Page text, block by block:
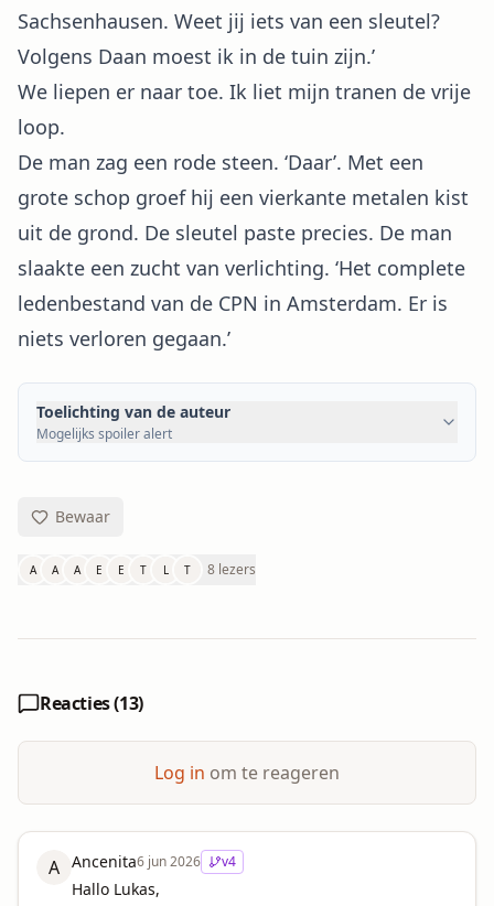
Sachsenhausen. Weet jij iets van een sleutel?
Volgens Daan moest ik in de tuin zijn.’
We liepen er naar toe. Ik liet mijn tranen de vrije
loop.
De man zag een rode steen. ‘Daar’. Met een
grote schop groef hij een vierkante metalen kist
uit de grond. De sleutel paste precies. De man
slaakte een zucht van verlichting. ‘Het complete
ledenbestand van de CPN in Amsterdam. Er is
niets verloren gegaan.’
Toelichting van de auteur
Mogelijks spoiler alert
Bewaar
A A A E E T L T 8 lezers
Reacties (13)
Log in om te reageren
A Ancenita6 jun 2026 v4
Hallo Lukas,